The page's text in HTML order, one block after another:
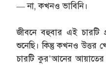
— না, কখনও ভাবিনি।
জীবনে বহুবার এই চারটি
শুনেছি। কিন্তু কখনও উত্তর
চারটি কুর’আনের